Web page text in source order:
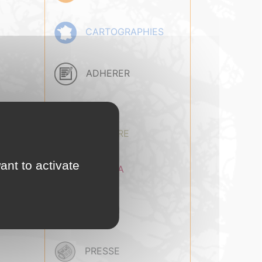
CARTOGRAPHIES
ADHERER
DOCUMENTAIRE
AGENDA
PRESSE
to activate